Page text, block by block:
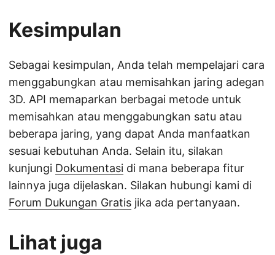
Kesimpulan
Sebagai kesimpulan, Anda telah mempelajari cara
menggabungkan atau memisahkan jaring adegan
3D. API memaparkan berbagai metode untuk
memisahkan atau menggabungkan satu atau
beberapa jaring, yang dapat Anda manfaatkan
sesuai kebutuhan Anda. Selain itu, silakan
kunjungi Dokumentasi di mana beberapa fitur
lainnya juga dijelaskan. Silakan hubungi kami di
Forum Dukungan Gratis jika ada pertanyaan.
Lihat juga